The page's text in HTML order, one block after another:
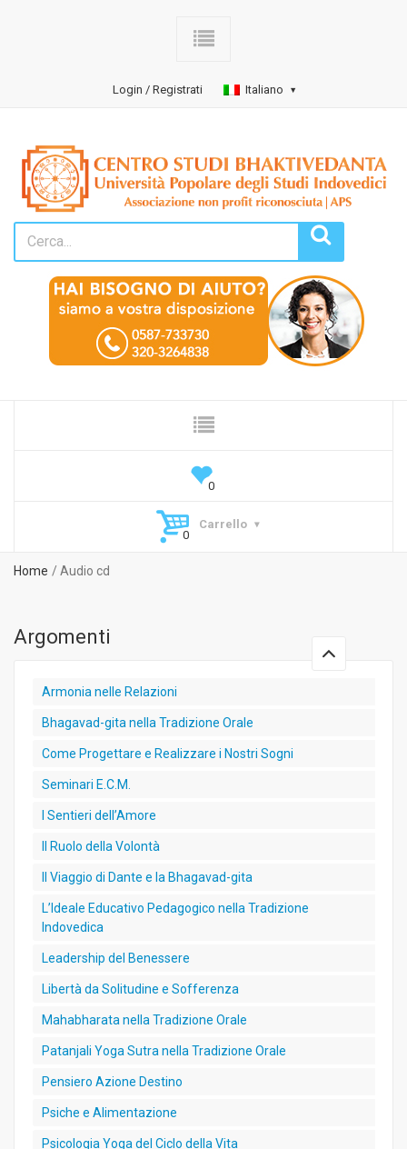
Login / Registrati Italiano
Carrello
Home Audio cd
Argomenti
Armonia nelle Relazioni
Bhagavad-gita nella Tradizione Orale
Come Progettare e Realizzare i Nostri Sogni
Seminari E.C.M.
I Sentieri dell’Amore
Il Ruolo della Volontà
Il Viaggio di Dante e la Bhagavad-gita
L’Ideale Educativo Pedagogico nella Tradizione
Indovedica
Leadership del Benessere
Libertà da Solitudine e Sofferenza
Mahabharata nella Tradizione Orale
Patanjali Yoga Sutra nella Tradizione Orale
Pensiero Azione Destino
Psiche e Alimentazione
Psicologia Yoga del Ciclo della Vita